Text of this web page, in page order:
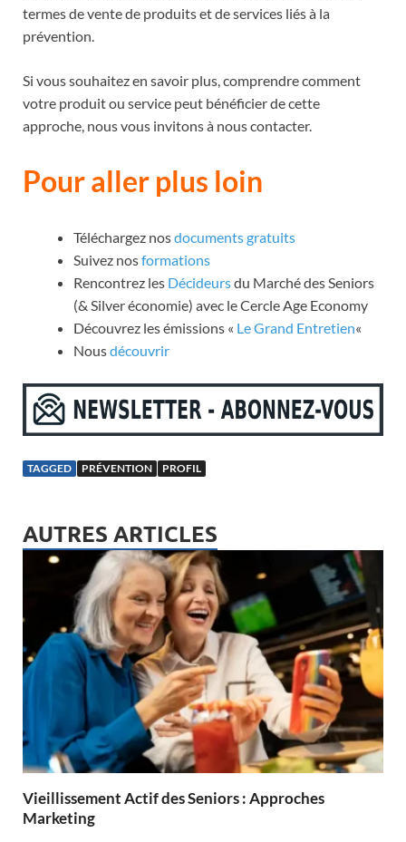
termes de vente de produits et de services liés à la
prévention.
Si vous souhaitez en savoir plus, comprendre comment
votre produit ou service peut bénéficier de cette
approche, nous vous invitons à nous contacter.
Pour aller plus loin
Téléchargez nosdocuments gratuits
Suivez nosformations
Rencontrez les Décideursdu Marché des Seniors
(& Silver économie) avec le Cercle Age Economy
Découvrez les émissions « Le Grand Entretien«
Nousdécouvrir
TAGGED PRÉVENTION PROFIL
AUTRES ARTICLES
Vieillissement Actif des Seniors : Approches
Marketing